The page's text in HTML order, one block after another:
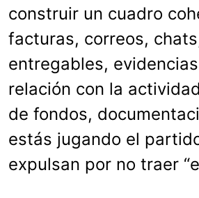
construir un cuadro
facturas, correos,
entregables,
relación con la
de fondos,
estás jugando el
expulsan por no traer